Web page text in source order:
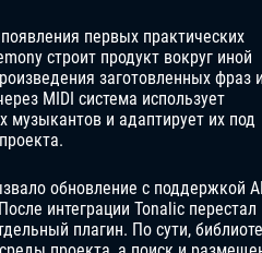
первых практических
строит продукт вокруг иной
заготовленных фраз
MIDI система использует
музыкантов и адаптирует их под
обновление с поддержкой
интеграции Tonalic перестал
плагин. По сути,